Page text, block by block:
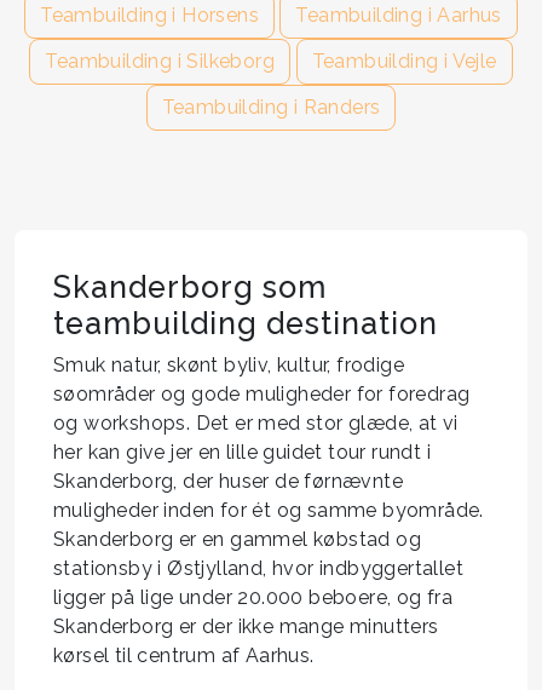
Teambuilding i Horsens
Teambuilding i Aarhus
Teambuilding i Silkeborg
Teambuilding i Vejle
Teambuilding i Randers
Skanderborg som
teambuilding destination
Smuk natur, skønt byliv, kultur, frodige
søområder og gode muligheder for foredrag
og workshops. Det er med stor glæde, at vi
her kan give jer en lille guidet tour rundt i
Skanderborg, der huser de førnævnte
muligheder inden for ét og samme byområde.
Skanderborg er en gammel købstad og
stationsby i Østjylland, hvor indbyggertallet
ligger på lige under 20.000 beboere, og fra
Skanderborg er der ikke mange minutters
kørsel til centrum af Aarhus.